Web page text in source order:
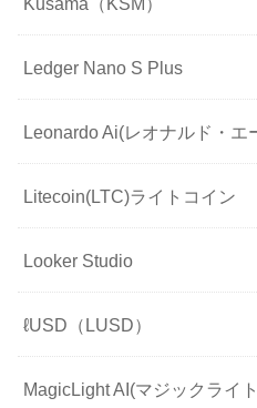
Ledger Nano S Plus
Leonardo Ai(レオナルド・エ
Litecoin(LTC)ライトコイン
Looker Studio
ℓUSD（LUSD）
MagicLight AI(マジックライ